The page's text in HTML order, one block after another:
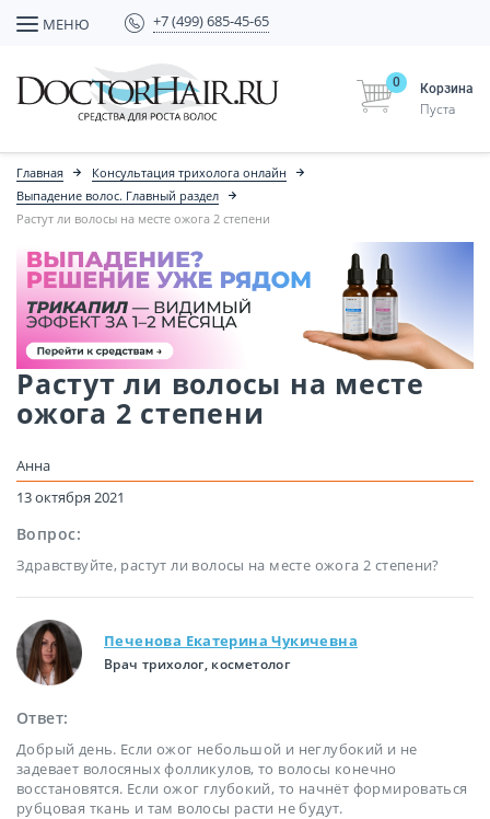
МЕНЮ +7 (499) 685-45-65
Корзина
0
Пуста
Главная
Консультация трихолога онлайн
Выпадение волос. Главный раздел
Растут ли волосы на месте ожога 2 степени
Растут ли волосы на месте
ожога 2 степени
Анна
13 октября 2021
Вопрос:
Здравствуйте, растут ли волосы на месте ожога 2 степени?
Печенова Екатерина Чукичевна
Врач трихолог, косметолог
Ответ:
Добрый день. Если ожог небольшой и неглубокий и не
задевает волосяных фолликулов, то волосы конечно
восстановятся. Если ожог глубокий, то начнёт формироваться
рубцовая ткань и там волосы расти не будут.